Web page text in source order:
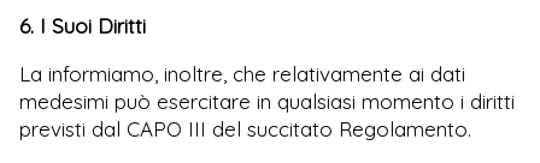
6. I Suoi Diritti
La informiamo, inoltre, che relativamente ai dati
medesimi può esercitare in qualsiasi momento i diritti
previsti dal CAPO III del succitato Regolamento.